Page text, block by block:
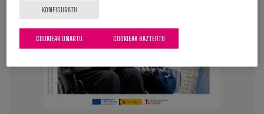
KONFIGURATU
COOKIEAK BAZTERTU
COOKIEAK ONARTU